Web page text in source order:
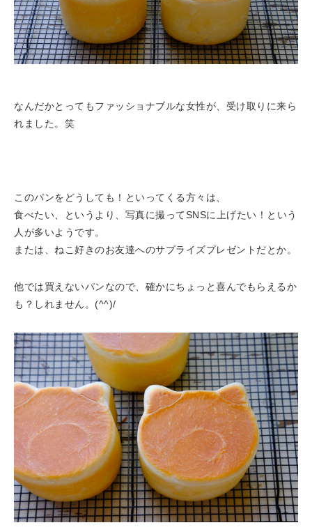
なんだかとってもファッショナブルな女性が、受け取りに来ら
れました。笑
このパンをどうしても！といってくる方々は、
食べたい、というより、写真に撮ってSNSに上げたい！という
人が多いようです。
または、ねこ好きのお友達へのサプライズプレゼントだとか。
他では買えないパンなので、確かにちょっと喜んでもらえるか
も？しれません。(^^)/